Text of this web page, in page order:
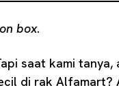
box.
saat kami
di rak Alfamart?